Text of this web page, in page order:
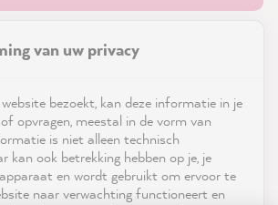
met
van uw privacy
bezoekt, kan deze informatie in je
opvragen, meestal in de vorm van
is niet alleen technisch
kan ook betrekking hebben op je, je
en wordt gebruikt om ervoor te
naar verwachting functioneert en
Reviews
reviews-io